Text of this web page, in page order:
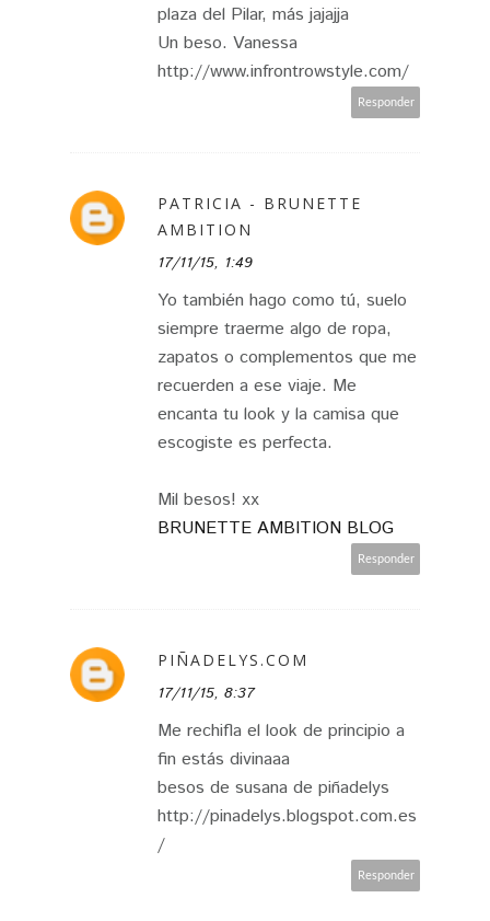
plaza del Pilar, más jajajja
Un beso. Vanessa
http://www.infrontrowstyle.com/
Responder
PATRICIA - BRUNETTE
AMBITION
17/11/15, 1:49
Yo también hago como tú, suelo
siempre traerme algo de ropa,
zapatos o complementos que me
recuerden a ese viaje. Me
encanta tu look y la camisa que
escogiste es perfecta.
Mil besos! xx
BRUNETTE AMBITION BLOG
Responder
PIÑADELYS.COM
17/11/15, 8:37
Me rechifla el look de principio a
fin estás divinaaa
besos de susana de piñadelys
http://pinadelys.blogspot.com.es
/
Responder